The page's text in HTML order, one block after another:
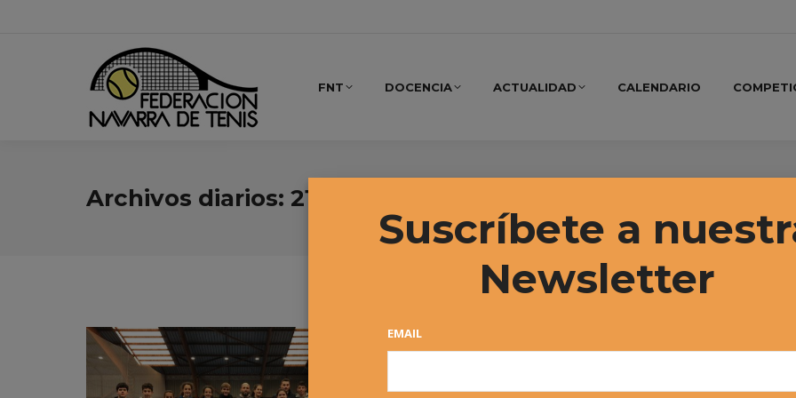
FNT DOCENCIA ACTUALIDAD CALENDARIO
Archivos diarios: 21 marzo, 2022
Suscríbete a
Newsletter
EMAIL